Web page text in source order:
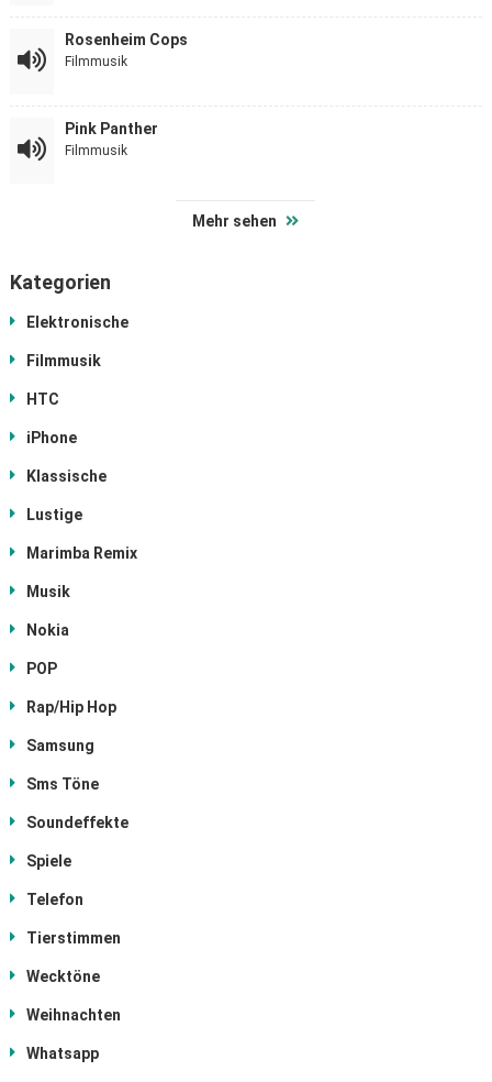
Rosenheim Cops
Filmmusik
Pink Panther
Filmmusik
Mehr sehen
Kategorien
Elektronische
Filmmusik
HTC
iPhone
Klassische
Lustige
Marimba Remix
Musik
Nokia
POP
Rap/Hip Hop
Samsung
Sms Töne
Soundeffekte
Spiele
Telefon
Tierstimmen
Wecktöne
Weihnachten
Whatsapp